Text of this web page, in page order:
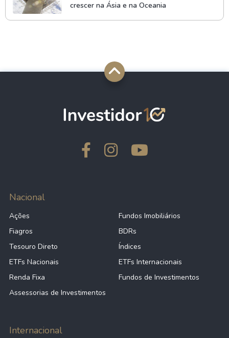
crescer na Ásia e na Oceania
Nacional
Ações
Fundos Imobiliários
Fiagros
BDRs
Tesouro Direto
Índices
ETFs Nacionais
ETFs Internacionais
Renda Fixa
Fundos de Investimentos
Assessorias de Investimentos
Internacional